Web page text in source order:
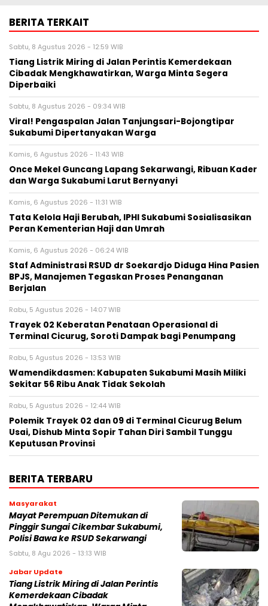
BERITA TERKAIT
Sabtu, 8 Agustus 2026 - 12:59 WIB
Tiang Listrik Miring di Jalan Perintis Kemerdekaan
Cibadak Mengkhawatirkan, Warga Minta Segera
Diperbaiki
Sabtu, 8 Agustus 2026 - 09:34 WIB
Viral! Pengaspalan Jalan Tanjungsari-Bojongtipar
Sukabumi Dipertanyakan Warga
Kamis, 6 Agustus 2026 - 11:43 WIB
Once Mekel Guncang Lapang Sekarwangi, Ribuan Kader
dan Warga Sukabumi Larut Bernyanyi
Kamis, 6 Agustus 2026 - 11:31 WIB
Tata Kelola Haji Berubah, IPHI Sukabumi Sosialisasikan
Peran Kementerian Haji dan Umrah
Kamis, 6 Agustus 2026 - 06:24 WIB
Staf Administrasi RSUD dr Soekardjo Diduga Hina Pasien
BPJS, Manajemen Tegaskan Proses Penanganan
Berjalan
Rabu, 5 Agustus 2026 - 14:07 WIB
‎Trayek 02 Keberatan Penataan Operasional di
Terminal Cicurug, Soroti Dampak bagi Penumpang
Rabu, 5 Agustus 2026 - 13:53 WIB
Wamendikdasmen: Kabupaten Sukabumi Masih Miliki
Sekitar 56 Ribu Anak Tidak Sekolah
Rabu, 5 Agustus 2026 - 12:44 WIB
Polemik Trayek 02 dan 09 di Terminal Cicurug Belum
Usai, Dishub Minta Sopir Tahan Diri Sambil Tunggu
Keputusan Provinsi
BERITA TERBARU
Masyarakat
‎Mayat Perempuan Ditemukan di
Pinggir Sungai Cikembar Sukabumi,
Polisi Bawa ke RSUD Sekarwangi‎
Sabtu, 8 Agu 2026 - 13:13 WIB
Jabar Update
Tiang Listrik Miring di Jalan Perintis
Kemerdekaan Cibadak